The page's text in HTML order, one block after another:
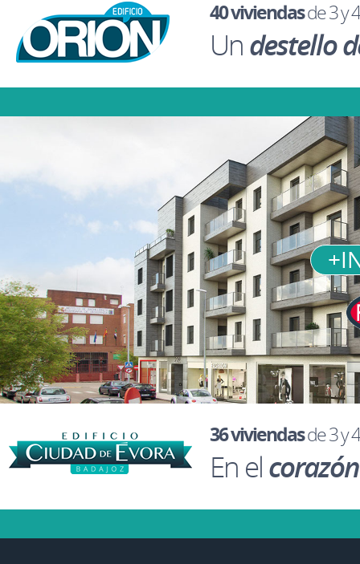
40 viviendasde 3 y
Undestello
36 viviendasde 3 y
En elcorazón